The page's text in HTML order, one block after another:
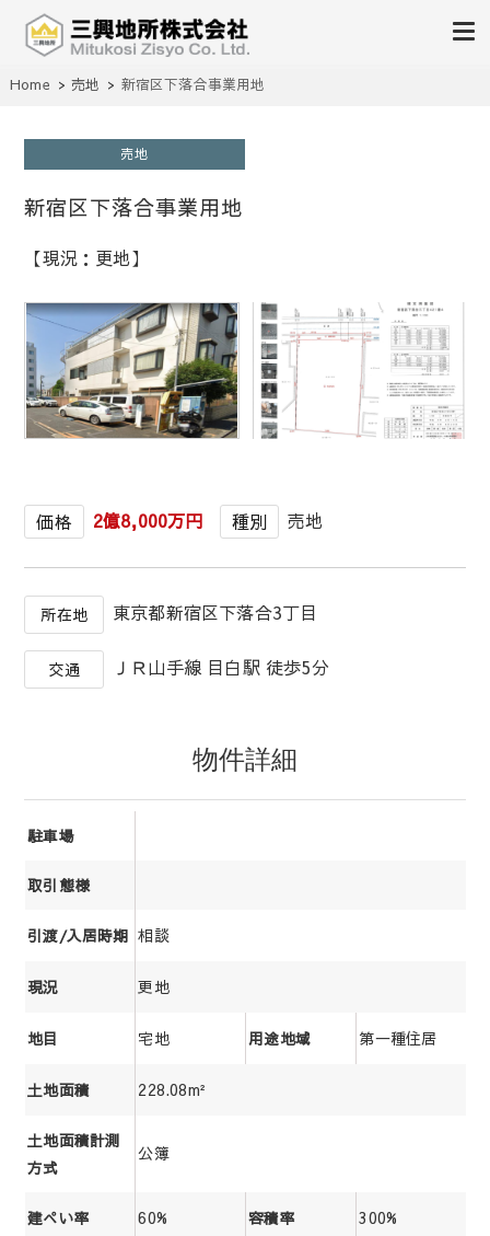
三興地所株式会社
Home 売地 新宿区下落合事業用地
売地
新宿区下落合事業用地
【現況：更地】
1/ 1
価格 2億8,000万円 種別 売地
所在地 東京都新宿区下落合3丁目
交通 ＪＲ山手線 目白駅 徒歩5分
物件詳細
駐車場
取引態様
引渡/入居時期 相談
現況 更地
地目 宅地 用途地域 第一種住居
土地面積 228.08m²
土地面積計測
方式
公簿
建ぺい率 60% 容積率 300%